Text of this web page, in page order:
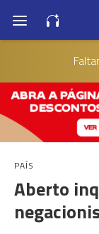
PAÍS
Aberto